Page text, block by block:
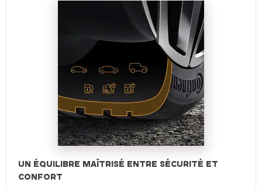
UN ÉQUILIBRE MAÎTRISÉ ENTRE SÉCURITÉ ET
CONFORT